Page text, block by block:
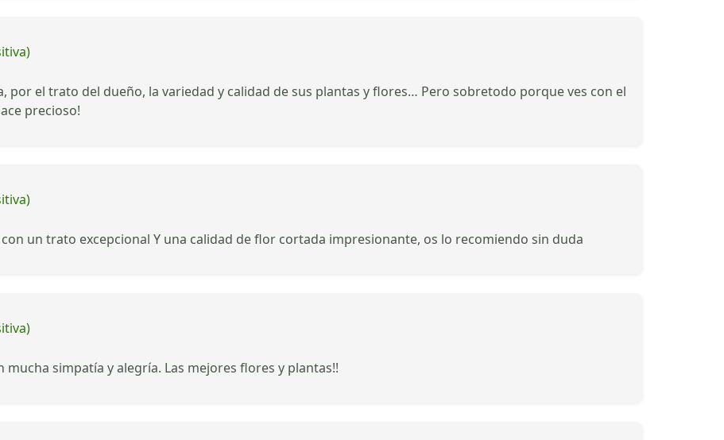
por el trato del dueño, la variedad y calidad de sus plantas y flores… Pero sobretodo porque ves con el
precioso!
un trato excepcional Y una calidad de flor cortada impresionante, os lo recomiendo sin duda
simpatía y alegría. Las mejores flores y plantas!!